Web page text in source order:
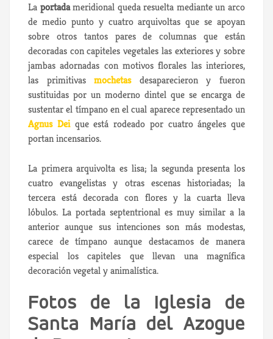
La portadameridional queda resuelta mediante un arco
de medio punto y cuatro arquivoltas que se apoyan
sobre otros tantos pares de columnas que están
decoradas con capiteles vegetales las exteriores y sobre
jambas adornadas con motivos florales las interiores,
las primitivasmochetasdesaparecieron y fueron
sustituidas por un moderno dintel que se encarga de
sustentar el tímpano en el cual aparece representado un
Agnus Deique está rodeado por cuatro ángeles que
portan incensarios.
La primera arquivolta es lisa; la segunda presenta los
cuatro evangelistas y otras escenas historiadas; la
tercera está decorada con flores y la cuarta lleva
lóbulos. La portada septentrional es muy similar a la
anterior aunque sus intenciones son más modestas,
carece de tímpano aunque destacamos de manera
especial los capiteles que llevan una magnífica
decoración vegetal y animalística.
Fotos de la Iglesia de
Santa María del Azogue